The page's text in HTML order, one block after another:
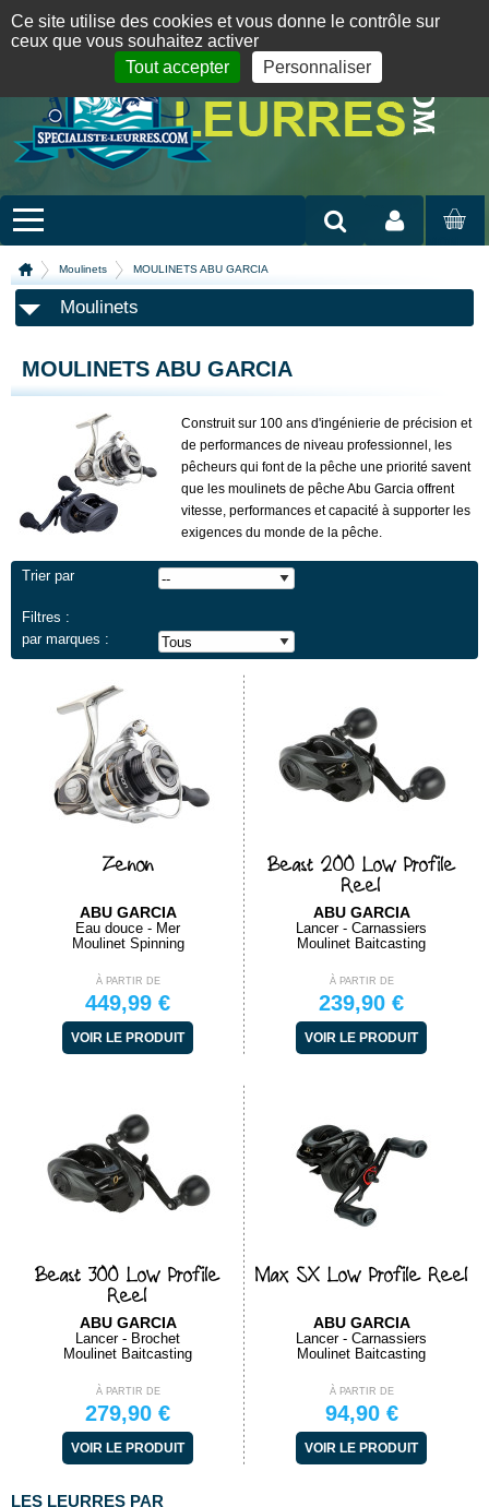
09 72 36 55 01 06 08 07 98 87 English version
MON
Moulinets MOULINETS ABU GARCIA
Moulinets
MOULINETS ABU GARCIA
Construit sur 100 ans d'ingénierie de précision et
de performances de niveau professionnel, les
pêcheurs qui font de la pêche une priorité savent
que les moulinets de pêche Abu Garcia offrent
vitesse, performances et capacité à supporter les
exigences du monde de la pêche.
Trier par
Filtres :
par marques :
Zenon
ABU GARCIA
Eau douce - Mer
Moulinet Spinning
À PARTIR DE
449,99 €
VOIR LE PRODUIT
Beast 200 Low Profile
Reel
ABU GARCIA
Lancer - Carnassiers
Moulinet Baitcasting
À PARTIR DE
239,90 €
VOIR LE PRODUIT
Beast 300 Low Profile
Reel
ABU GARCIA
Lancer - Brochet
Moulinet Baitcasting
À PARTIR DE
279,90 €
VOIR LE PRODUIT
Max SX Low Profile Reel
ABU GARCIA
Lancer - Carnassiers
Moulinet Baitcasting
À PARTIR DE
94,90 €
VOIR LE PRODUIT
LES LEURRES PAR
Panneau de gestion des cookies
Ce site utilise des cookies et vous donne le contrôle sur
ceux que vous souhaitez activer
Tout accepter
Personnaliser